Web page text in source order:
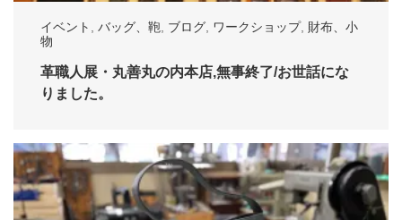
イベント , バッグ、鞄, ブログ, ワークショップ, 財布、小
物
革職人展・丸善丸の内本店,無事終了/お世話にな
りました。